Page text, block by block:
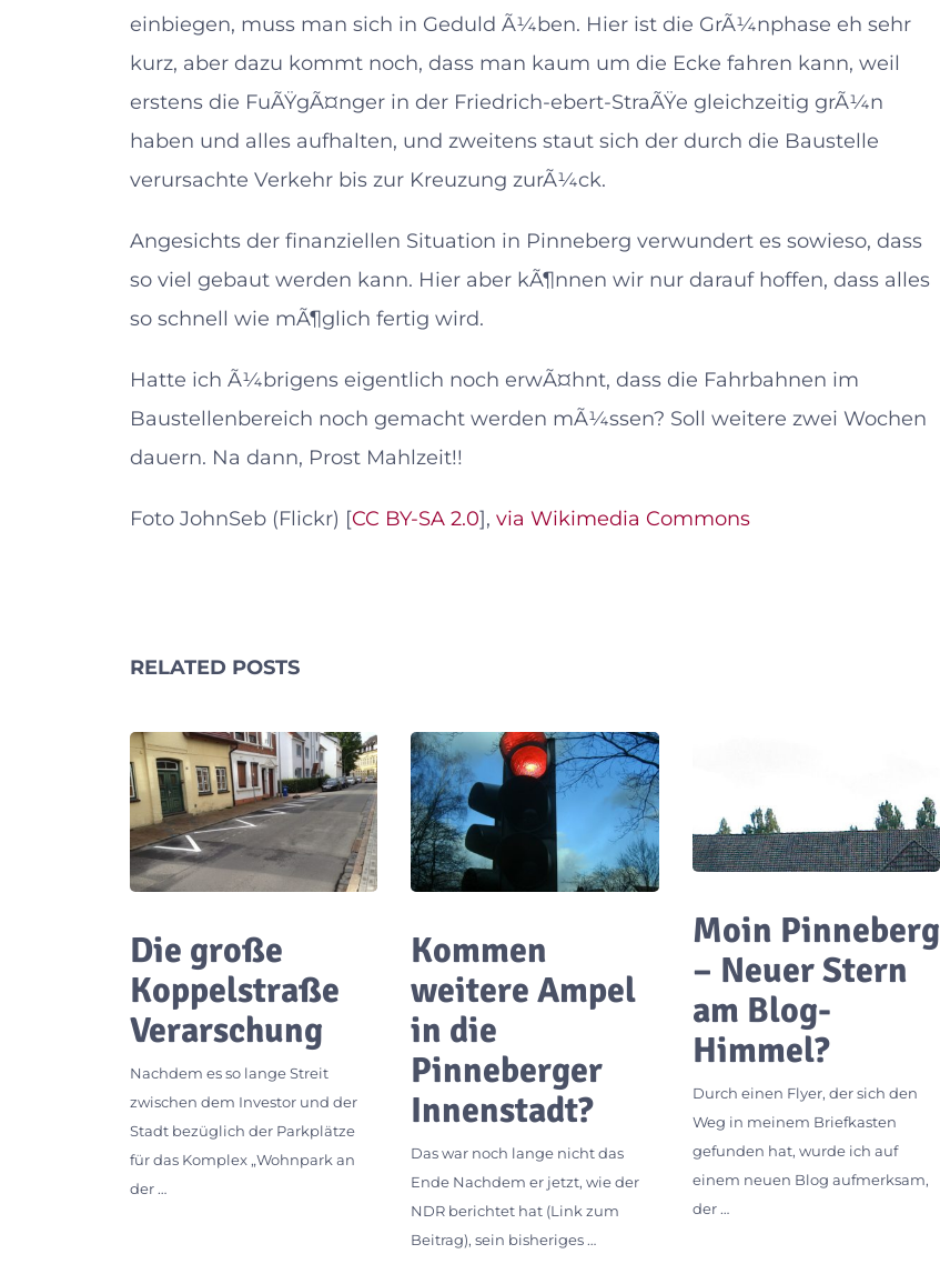
einbiegen, muss man sich in Geduld Ã¼ben. Hier ist die GrÃ¼nphase eh sehr
kurz, aber dazu kommt noch, dass man kaum um die Ecke fahren kann, weil
erstens die FuÃŸgÃ¤nger in der Friedrich-ebert-StraÃŸe gleichzeitig grÃ¼n
haben und alles aufhalten, und zweitens staut sich der durch die Baustelle
verursachte Verkehr bis zur Kreuzung zurÃ¼ck.
Angesichts der finanziellen Situation in Pinneberg verwundert es sowieso, dass
so viel gebaut werden kann. Hier aber kÃ¶nnen wir nur darauf hoffen, dass alles
so schnell wie mÃ¶glich fertig wird.
Hatte ich Ã¼brigens eigentlich noch erwÃ¤hnt, dass die Fahrbahnen im
Baustellenbereich noch gemacht werden mÃ¼ssen? Soll weitere zwei Wochen
dauern. Na dann, Prost Mahlzeit!!
Foto JohnSeb (Flickr) [CC BY-SA 2.0], via Wikimedia Commons
RELATED POSTS
Die große
Koppelstraße
Verarschung
Nachdem es so lange Streit
zwischen dem Investor und der
Stadt bezüglich der Parkplätze
für das Komplex „Wohnpark an
der …
Kommen
weitere Ampel
in die
Pinneberger
Innenstadt?
Das war noch lange nicht das
Ende Nachdem er jetzt, wie der
NDR berichtet hat (Link zum
Beitrag), sein bisheriges …
Moin Pinneberg
– Neuer Stern
am Blog-
Himmel?
Durch einen Flyer, der sich den
Weg in meinem Briefkasten
gefunden hat, wurde ich auf
einem neuen Blog aufmerksam,
der …